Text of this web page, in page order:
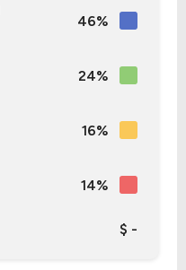
46%
24%
16%
14%
$ -